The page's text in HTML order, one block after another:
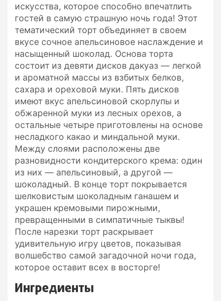
искусства, которое способно впечатлить
гостей в самую страшную ночь года! Этот
тематический торт объединяет в своем
вкусе сочное апельсиновое наслаждение и
насыщенный шоколад. Основа торта
состоит из девяти дисков дакуаз — легкой
и ароматной массы из взбитых белков,
сахара и ореховой муки. Пять дисков
имеют вкус апельсиновой скорлупы и
обжаренной муки из лесных орехов, а
остальные четыре приготовлены на основе
несладкого какао и миндальной муки.
Между слоями расположены две
разновидности кондитерского крема: один
из них — апельсиновый, а другой —
шоколадный. В конце торт покрывается
шелковистым шоколадным ганашем и
украшен кремовыми пирожными,
превращенными в симпатичные тыквы!
После нарезки торт раскрывает
удивительную игру цветов, показывая
волшебство самой загадочной ночи года,
которое оставит всех в восторге!
Ингредиенты